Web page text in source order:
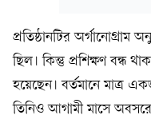
প্রতিষ্ঠানটির
ছিল। কিন্তু প্রশিক্ষণ বন্ধ
হয়েছেন। বর্তমানে মাত্র
তিনিও আগামী মাসে অবসরে